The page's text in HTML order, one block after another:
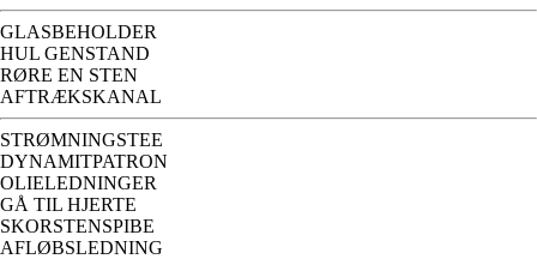
GLASBEHOLDER
HUL GENSTAND
RØRE EN STEN
AFTRÆKSKANAL
STRØMNINGSTEE
DYNAMITPATRON
OLIELEDNINGER
GÅ TIL HJERTE
SKORSTENSPIBE
AFLØBSLEDNING